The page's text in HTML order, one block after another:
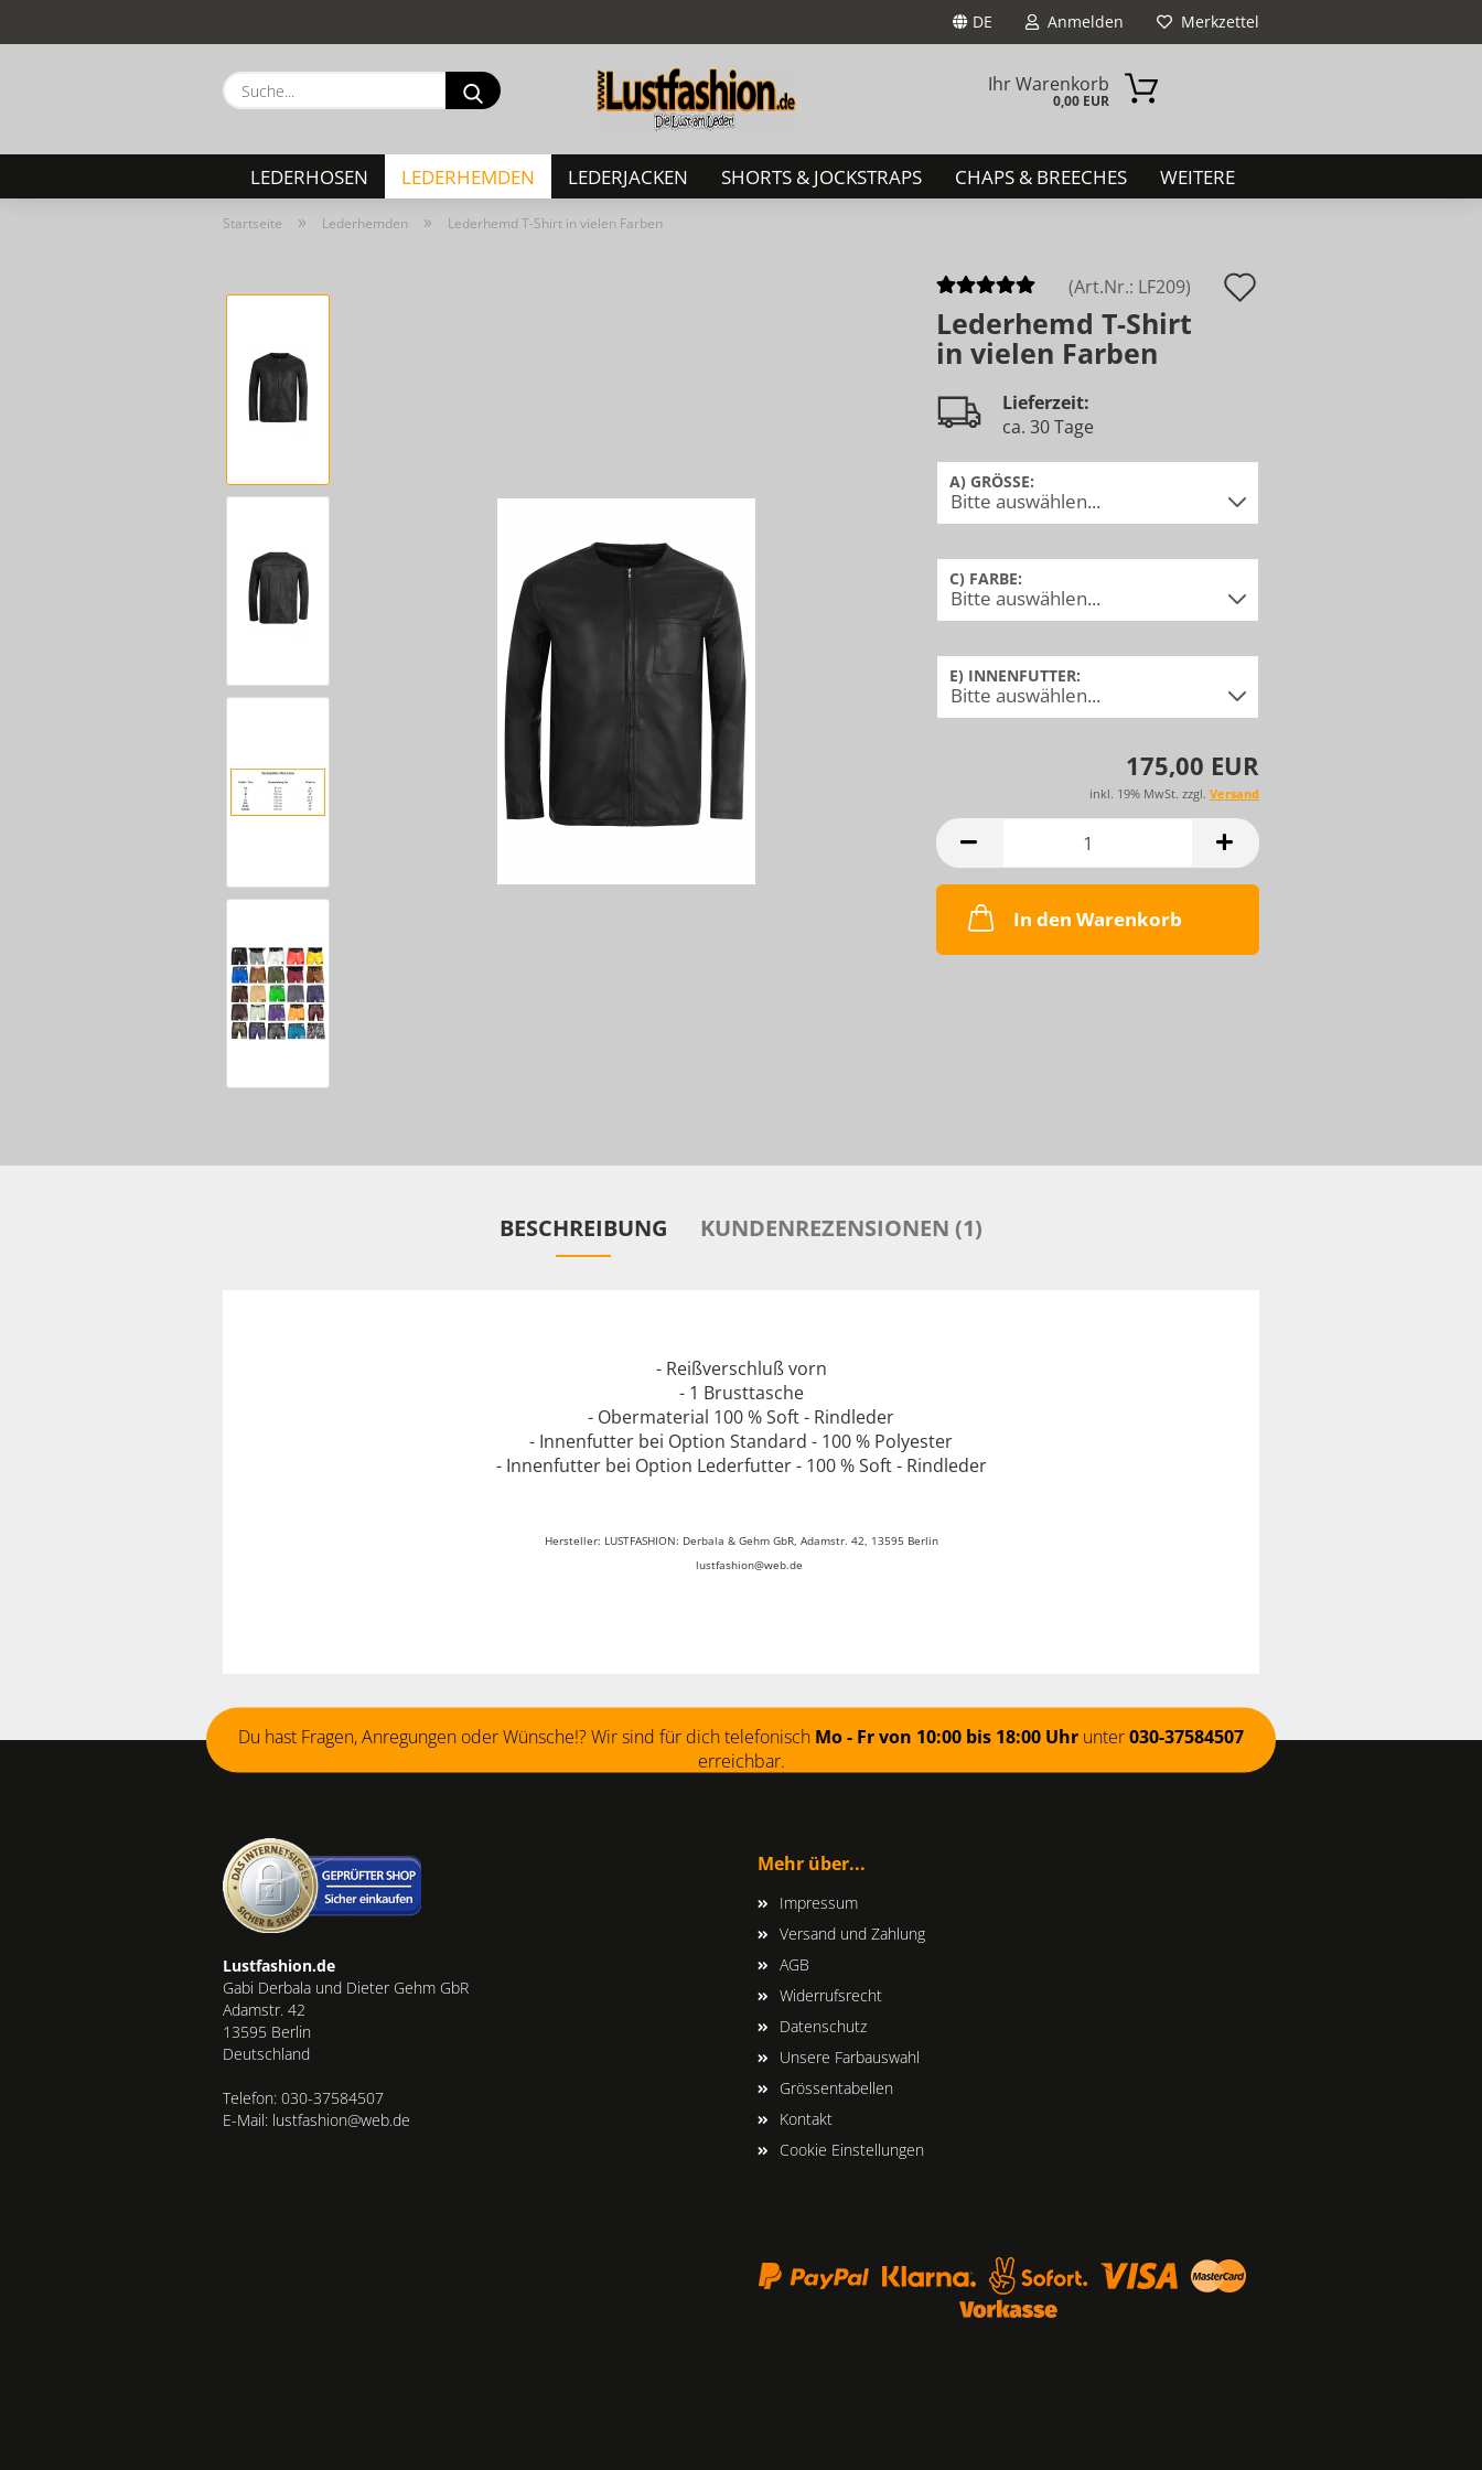
DE
Sprache auswählen
Anmelden
Passwort
Merkzettel
Suche... Ihr Warenkorb
0,00 EUR
LEDERHOSEN LEDERHEMDEN LEDERJACKEN SHORTS & JOCKSTRAPS CHAPS & BREECHES WEITERE
Startseite » Lederhemden » Lederhemd T-Shirt in vielen Farben
(Art.Nr.: LF209)
Lederhemd T-Shirt
in vielen Farben
Lieferzeit:
ca. 30 Tage
A) GRÖSSE:
C) FARBE:
E) INNENFUTTER:
175,00 EUR
inkl. 19% MwSt. zzgl. Versand
In den Warenkorb
BESCHREIBUNG KUNDENREZENSIONEN (1)
- Reißverschluß vorn
- 1 Brusttasche
- Obermaterial 100 % Soft - Rindleder
- Innenfutter bei Option Standard - 100 % Polyester
- Innenfutter bei Option Lederfutter - 100 % Soft - Rindleder
Hersteller: LUSTFASHION: Derbala & Gehm GbR, Adamstr. 42, 13595 Berlin
lustfashion@web.de
Du hast Fragen, Anregungen oder Wünsche!? Wir sind für dich telefonisch Mo - Fr von 10:00 bis 18:00 Uhr unter030-37584507
erreichbar.
Lustfashion.de
Gabi Derbala und Dieter Gehm GbR
Adamstr. 42
13595 Berlin
Deutschland
Telefon: 030-37584507
E-Mail: lustfashion@web.de
Mehr über...
Impressum
Versand und Zahlung
AGB
Widerrufsrecht
Datenschutz
Unsere Farbauswahl
Grössentabellen
Kontakt
Cookie Einstellungen